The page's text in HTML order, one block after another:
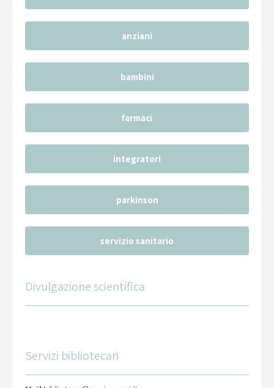
anziani
bambini
farmaci
integratori
parkinson
servizio sanitario
Divulgazione scientifica
Servizi bibliotecari